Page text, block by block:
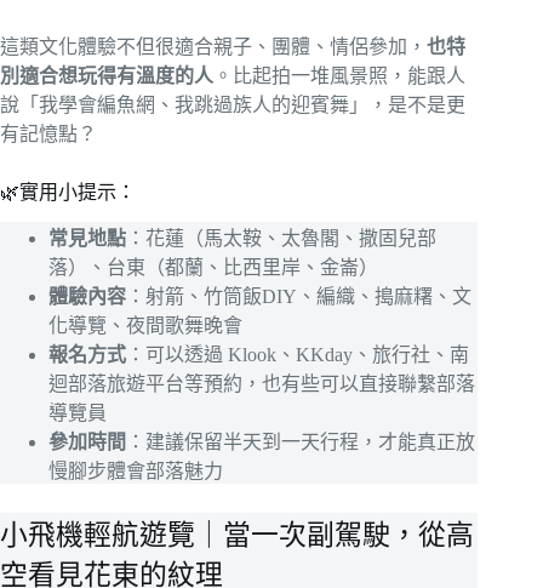
這類文化體驗不但很適合親子、團體、情侶參加， 也特
別適合想玩得有溫度的人 。比起拍一堆風景照，能跟人
說「我學會編魚網、我跳過族人的迎賓舞」，是不是更
有記憶點？
🌿實用小提示：
常見地點 ：花蓮（馬太鞍、太魯閣、撒固兒部
落）、台東（都蘭、比西里岸、金崙）
體驗內容 ：射箭、竹筒飯DIY、編織、搗麻糬、文
化導覽、夜間歌舞晚會
報名方式 ：可以透過 Klook、KKday、旅行社、南
迴部落旅遊平台等預約，也有些可以直接聯繫部落
導覽員
參加時間 ：建議保留半天到一天行程，才能真正放
慢腳步體會部落魅力
小飛機輕航遊覽｜當一次副駕駛，從高
空看見花東的紋理